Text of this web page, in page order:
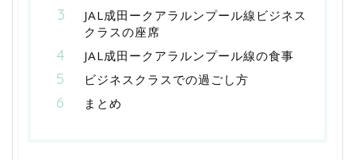
JAL成田ークアラルンプール線ビジネス
クラスの座席
JAL成田ークアラルンプール線の食事
ビジネスクラスでの過ごし方
まとめ